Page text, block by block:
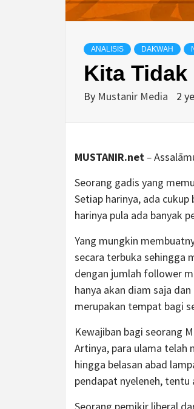
ANALISIS DAKWAH
Kita
By Mustanir Media 2
MUSTANIR.net–
Seorang gadis yang
Setiap harinya, ada
harinya pula ada banyak
Yang mungkin
secara terbuka sehingga
dengan jumlah follower
hanya akan diam saja
merupakan tempat bagi
Kewajiban bagi seorang
Artinya, para ulama telah
hingga belasan abad
pendapat nyeleneh, tentu